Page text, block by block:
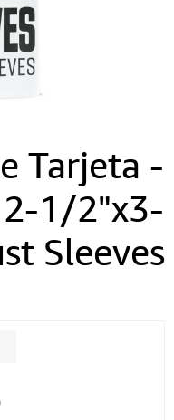
Tarjeta -
2-1/2"x3-
Sleeves